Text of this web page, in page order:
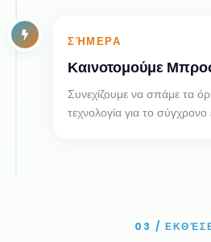
ΣΉΜΕΡΑ
Καινοτομούμε
Συνεχίζουμε να σπάμε τα
τεχνολογία για το σύγχρονο
03 /